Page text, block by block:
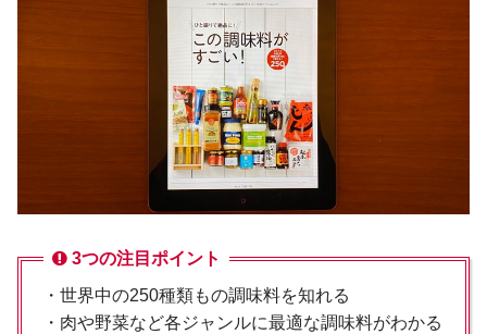
3つの注目ポイント
・世界中の250種類もの調味料を知れる
・肉や野菜など各ジャンルに最適な調味料がわかる